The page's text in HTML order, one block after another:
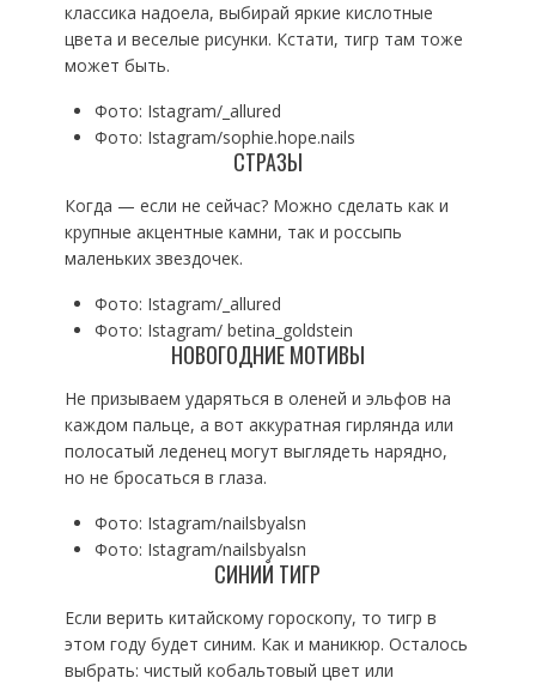
классика надоела, выбирай яркие кислотные
цвета и веселые рисунки. Кстати, тигр там тоже
может быть.
Фото: Istagram/_allured
Фото: Istagram/sophie.hope.nails
СТРАЗЫ
Когда — если не сейчас? Можно сделать как и
крупные акцентные камни, так и россыпь
маленьких звездочек.
Фото: Istagram/_allured
Фото: Istagram/ betina_goldstein
НОВОГОДНИЕ МОТИВЫ
Не призываем ударяться в оленей и эльфов на
каждом пальце, а вот аккуратная гирлянда или
полосатый леденец могут выглядеть нарядно,
но не бросаться в глаза.
Фото: Istagram/nailsbyalsn
Фото: Istagram/nailsbyalsn
СИНИЙ ТИГР
Если верить китайскому гороскопу, то тигр в
этом году будет синим. Как и маникюр. Осталось
выбрать: чистый кобальтовый цвет или